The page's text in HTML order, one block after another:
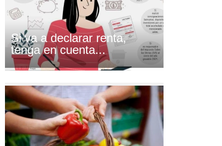
Si va a declarar renta,
tenga en cuenta...